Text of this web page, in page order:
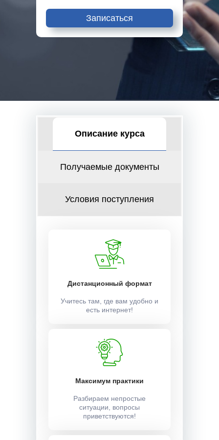
Записаться
Описание курса
Получаемые документы
Условия поступления
Дистанционный формат
Учитесь там, где вам удобно и
есть интернет!
Максимум практики
Разбираем непростые
ситуации, вопросы
приветствуются!